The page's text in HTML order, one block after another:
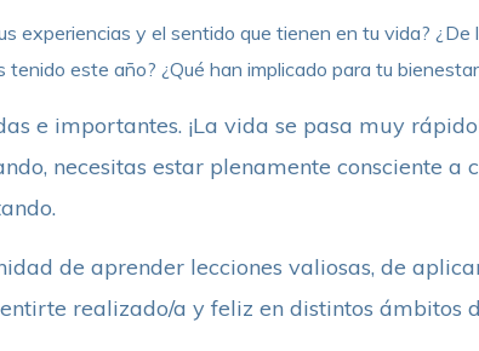
experiencias y el sentido que tienen en tu vida?
tenido este año? ¿Qué han implicado para tu
e importantes. ¡La vida se pasa muy
necesitas estar plenamente consciente a
de aprender lecciones valiosas, de
realizado/a y feliz en distintos ámbitos